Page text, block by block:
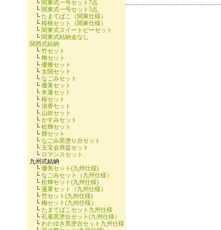
└ 関東式一号セット7点
└ 関東式一号セット5点
└ たまてばこ（関東仕様）
└ 桜桃セット（関東仕様）
└ 関東式スイートピーセット
└ 関東式結納金なし
関西式結納
└ 竹セット
└ 梅セット
└ 優雅セット
└ 太閤セット
└ なごみセット
└ 優美セット
└ 木蓮セット
└ 桜セット
└ 清香セット
└ 山吹セット
└ かすみセット
└ 松輝セット
└ 輝セット
└ なごみ黒塗り台セット
└ 玉宝会席盆セット
└ ロマンスセット
九州式結納
└ 優美セット(九州仕様)
└ なごみセット（九州仕様）
└ 松輝セット(九州仕様)
└ 蓬莱セット（九州仕様）
└ 竹セット(九州仕様)
└ 梅セット(九州仕様）
└ たまてばこセット九州仕様
└ 孔雀黒塗台セット(九州仕様）
└ わたゆき黒塗台セット九州仕様